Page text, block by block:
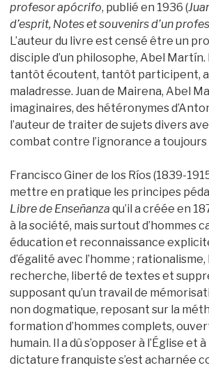
profesor apócrifo, publié en 1936 (
d’esprit, Notes et souvenirs d’un
L’auteur du livre est censé être un
disciple d’un philosophe, Abel Martín.
tantôt écoutent, tantôt participent,
maladresse. Juan de Mairena, Abel
imaginaires, des hétéronymes
l’auteur de traiter de sujets divers
combat contre l’ignorance a
Francisco Giner de los Ríos (1839-
mettre en pratique les principes
Libre de Enseñanza qu’il a créée en
à la société, mais surtout d’hommes
éducation et reconnaissance
d’égalité avec l’homme ;
recherche, liberté de textes et
supposant qu’un travail de
non dogmatique, reposant sur la
formation d’hommes complets,
humain. Il a dû s’opposer à l’Église
dictature franquiste s’est acharnée